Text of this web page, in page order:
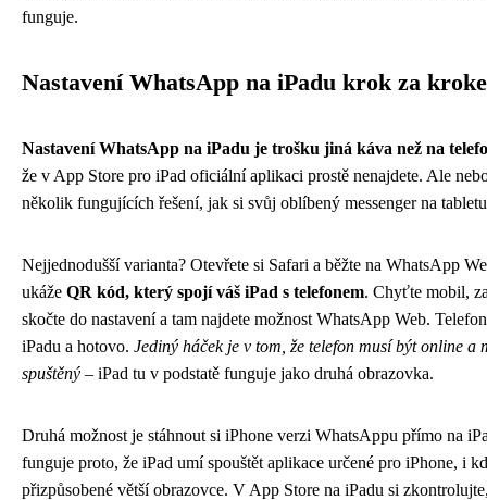
funguje.
Nastavení WhatsApp na iPadu krok za
Nastavení WhatsApp na iPadu je trošku jiná káva než na
že v App Store pro iPad oficiální aplikaci prostě nenajdete. Ale
několik fungujících řešení, jak si svůj oblíbený messenger na
Nejjednodušší varianta? Otevřete si Safari a běžte na WhatsApp
ukáže QR kód, který spojí váš iPad s telefonem. Chyťte mobil,
skočte do nastavení a tam najdete možnost WhatsApp Web.
iPadu a hotovo. Jediný háček je v tom, že telefon musí být online a
spuštěný – iPad tu v podstatě funguje jako druhá obrazovka.
Druhá možnost je stáhnout si iPhone verzi WhatsAppu přímo na
funguje proto, že iPad umí spouštět aplikace určené pro iPhone, i
přizpůsobené větší obrazovce. V App Store na iPadu si